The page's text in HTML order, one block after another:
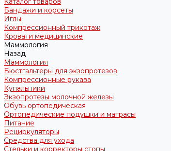
Бандажи и корсеты
Иглы
Компрессионный трикотаж
Кровати медицинские
Маммология
Назад
Маммология
Бюстгальтеры для экзопротезов
Компрессионные рукава
Купальники
Экзопротезы молочной железы
Обувь ортопедическая
Ортопедические подушки и матрасы
Питание
Рециркуляторы
Средства для ухода
Стельки и корректоры стопы